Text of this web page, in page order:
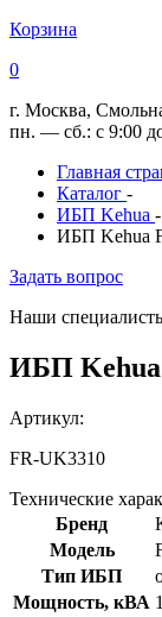
Корзина
0
г. Москва,
пн. — сб.: с 9:00
Главная
Каталог -
ИБП Kehua -
ИБП Kehua
Задать вопрос
Наши
ИБП Kehua
Артикул:
FR-UK3310
Технические
Бренд
Модель
Тип ИБП
Мощность, кВА